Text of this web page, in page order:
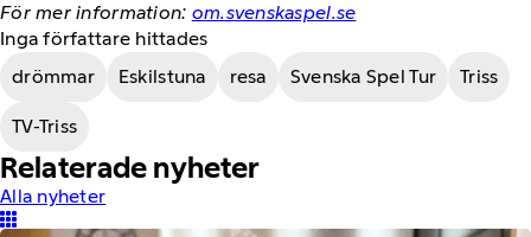
För mer information: om.svenskaspel.se
Inga författare hittades
drömmar
Eskilstuna resa Svenska Spel Tur Triss
TV-Triss
Relaterade nyheter
Alla nyheter